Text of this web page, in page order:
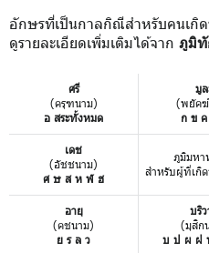
อักษรที่เป็นกาลกิณีสำหรับคนเ
ดูรายละเอียดเพิ่มเติมได้จาก ภูมิทั
ศรี
(ครุฑนาม)
อ สระทั้งหมด
มูล
(พยัค
ก ข
เดช
(อัชชนาม)
ศ ษ ส ห ฬ ฮ
ภูมิมห
สำหรับผู้ที่เกิ
อายุ
(คชนาม)
ย ร ล ว
บริว
(มุสิก
บ ป ผ ฝ